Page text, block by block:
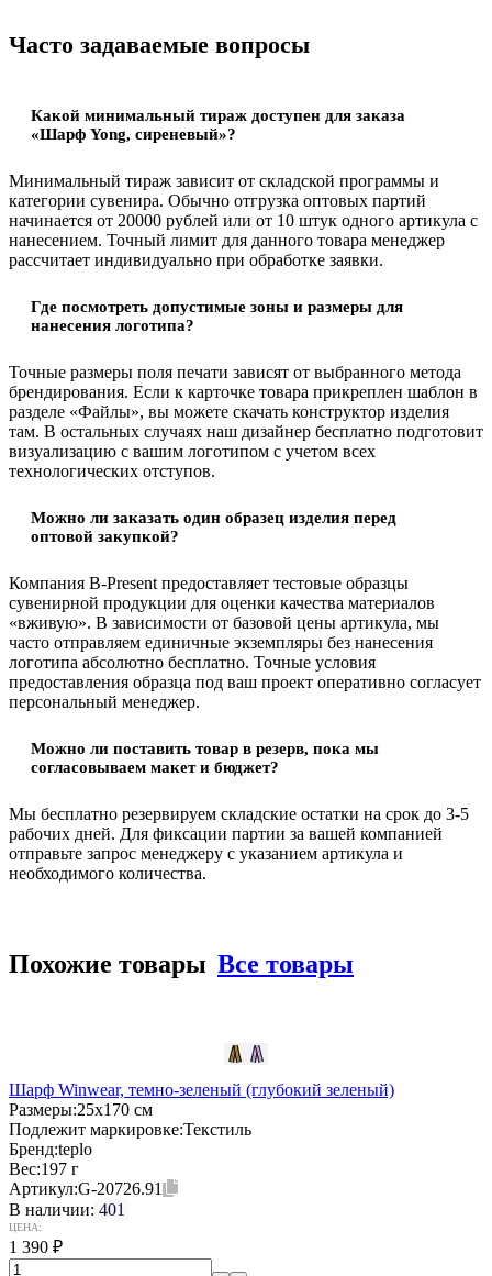
Часто задаваемые вопросы
Какой минимальный тираж доступен для заказа
«Шарф Yong, сиреневый»?
Минимальный тираж зависит от складской программы и
категории сувенира. Обычно отгрузка оптовых партий
начинается от 20000 рублей или от 10 штук одного артикула с
нанесением. Точный лимит для данного товара менеджер
рассчитает индивидуально при обработке заявки.
Где посмотреть допустимые зоны и размеры для
нанесения логотипа?
Точные размеры поля печати зависят от выбранного метода
брендирования. Если к карточке товара прикреплен шаблон в
разделе «Файлы», вы можете скачать конструктор изделия
там. В остальных случаях наш дизайнер бесплатно подготовит
визуализацию с вашим логотипом с учетом всех
технологических отступов.
Можно ли заказать один образец изделия перед
оптовой закупкой?
Компания B-Present предоставляет тестовые образцы
сувенирной продукции для оценки качества материалов
«вживую». В зависимости от базовой цены артикула, мы
часто отправляем единичные экземпляры без нанесения
логотипа абсолютно бесплатно. Точные условия
предоставления образца под ваш проект оперативно согласует
персональный менеджер.
Можно ли поставить товар в резерв, пока мы
согласовываем макет и бюджет?
Мы бесплатно резервируем складские остатки на срок до 3-5
рабочих дней. Для фиксации партии за вашей компанией
отправьте запрос менеджеру с указанием артикула и
необходимого количества.
Похожие товары Все товары
Шарф Winwear, темно-зеленый (глубокий зеленый)
Размеры:25х170 см
Подлежит маркировке:Текстиль
Бренд:teplo
Вес:197 г
Артикул:G-20726.91
В наличии: 401
ЦЕНА:
1 390 ₽